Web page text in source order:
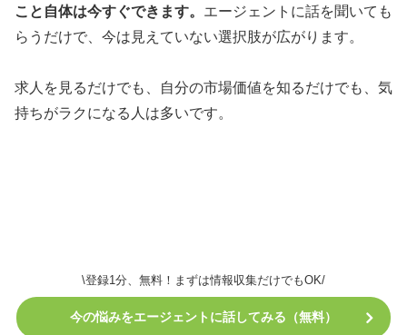
こと自体は今すぐできます。 エージェントに話を聞いても
らうだけで、今は見えていない選択肢が広がります。
求人を見るだけでも、自分の市場価値を知るだけでも、気
持ちがラクになる人は多いです。
\登録1分、無料！まずは情報収集だけでもOK/
今の悩みをエージェントに話してみる（無料）